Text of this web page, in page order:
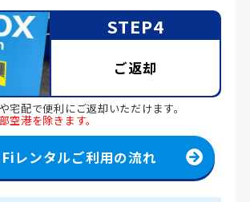
STEP4
ご返却
宅配で便利にご返却いただけます。
港を除きます。
レンタルご利用の流れ